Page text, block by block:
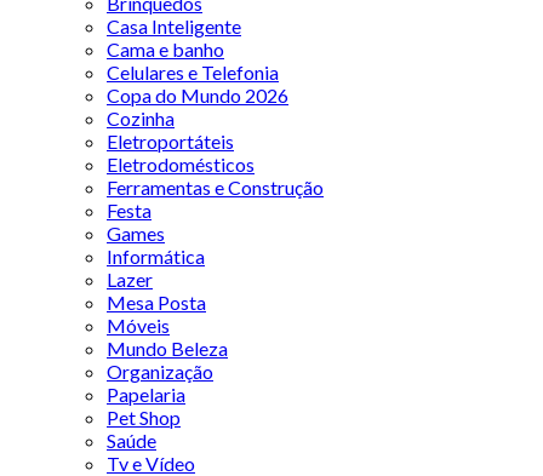
Casa Inteligente
Cama e banho
Celulares e Telefonia
Copa do Mundo 2026
Cozinha
Eletroportáteis
Eletrodomésticos
Ferramentas e Construção
Festa
Games
Informática
Lazer
Mesa Posta
Móveis
Mundo Beleza
Organização
Papelaria
Pet Shop
Saúde
Tv e Vídeo